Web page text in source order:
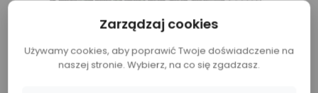
Zarządzaj cookies
Używamy cookies, aby poprawić Twoje doświadczenie na
naszej stronie. Wybierz, na co się zgadzasz.